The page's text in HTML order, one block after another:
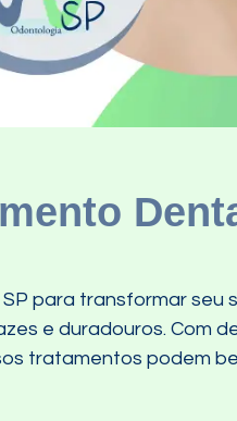
para transformar seu
e duradouros. Com
tratamentos podem